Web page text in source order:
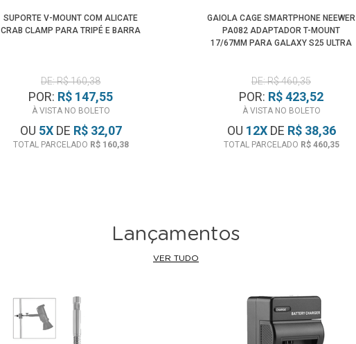
SUPORTE V-MOUNT COM ALICATE
CRAB CLAMP PARA TRIPÉ E BARRA
DE: R$ 160,38
POR: R$ 147,55
À VISTA NO BOLETO
OU 5XDE R$ 32,07
TOTAL PARCELADO R$ 160,38
GAIOLA CAGE SMARTPHONE NEEWER
PA082 ADAPTADOR T-MOUNT
17/67MM PARA GALAXY S25 ULTRA
DE: R$ 460,35
POR: R$ 423,52
À VISTA NO BOLETO
OU 12XDE R$ 38,36
TOTAL PARCELADO R$ 460,35
Lançamentos
VER TUDO